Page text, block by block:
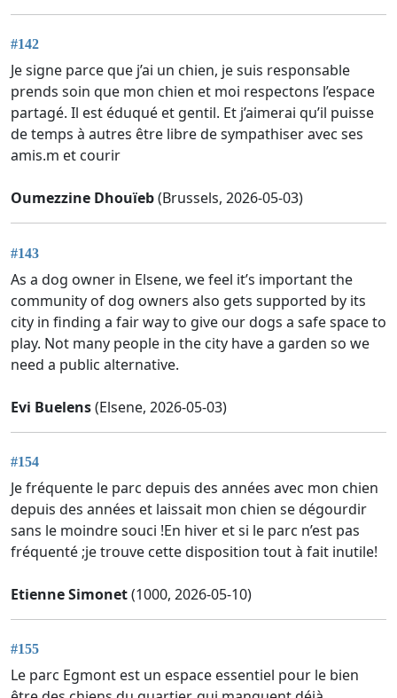
#142
Je signe parce que j’ai un chien, je suis responsable
prends soin que mon chien et moi respectons l’espace
partagé. Il est éduqué et gentil. Et j’aimerai qu’il puisse
de temps à autres être libre de sympathiser avec ses
amis.m et courir
Oumezzine Dhouïeb(Brussels, 2026-05-03)
#143
As a dog owner in Elsene, we feel it’s important the
community of dog owners also gets supported by its
city in finding a fair way to give our dogs a safe space to
play. Not many people in the city have a garden so we
need a public alternative.
Evi Buelens(Elsene, 2026-05-03)
#154
Je fréquente le parc depuis des années avec mon chien
depuis des années et laissait mon chien se dégourdir
sans le moindre souci !En hiver et si le parc n’est pas
fréquenté ;je trouve cette disposition tout à fait inutile!
Etienne Simonet(1000, 2026-05-10)
#155
Le parc Egmont est un espace essentiel pour le bien